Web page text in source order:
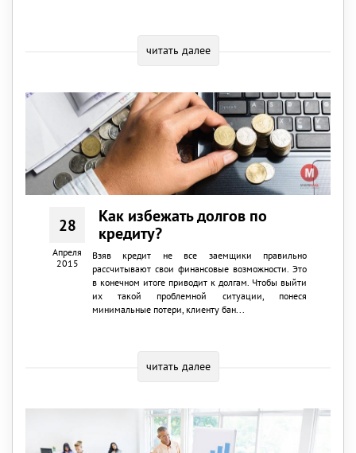
читать далее
28
Апреля
2015
Как избежать долгов по
кредиту?
Взяв кредит не все заемщики правильно
рассчитывают свои финансовые возможности. Это
в конечном итоге приводит к долгам. Чтобы выйти
их такой проблемной ситуации, понеся
минимальные потери, клиенту бан...
читать далее